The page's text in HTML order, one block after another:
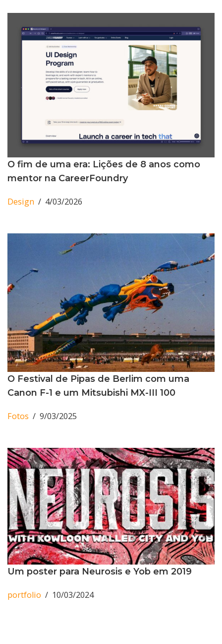
O fim de uma era: Lições de 8 anos como
mentor na CareerFoundry
Design 4/03/2026
O Festival de Pipas de Berlim com uma
Canon F-1 e um Mitsubishi MX-III 100
Fotos 9/03/2025
Um poster para Neurosis e Yob em 2019
portfolio 10/03/2024